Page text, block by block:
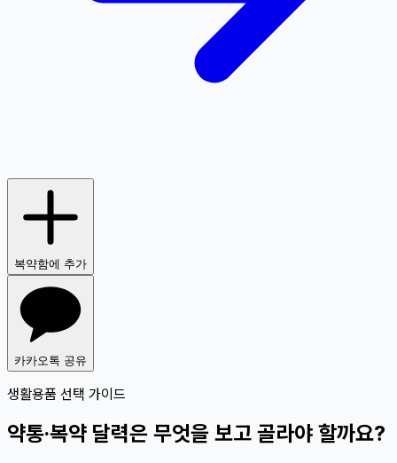
복약함에 추가
카카오톡 공유
생활용품 선택 가이드
약통·복약 달력은 무엇을 보고 골라야 할까요?